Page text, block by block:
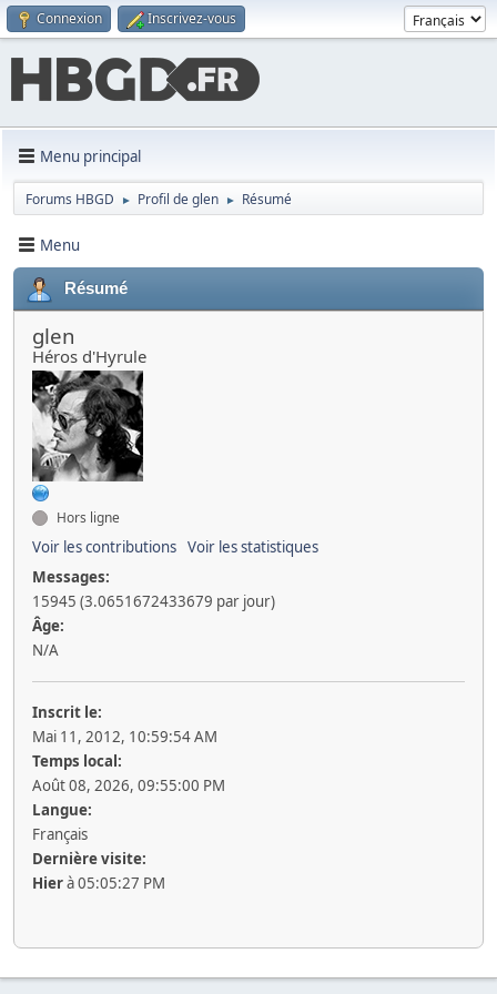
Connexion Inscrivez-vous
Menu principal
Forums HBGD ► Profil de glen ► Résumé
Menu
Résumé
glen
Héros d'Hyrule
Hors ligne
Voir les contributions Voir les statistiques
Messages:
15945 (3.0651672433679 par jour)
Âge:
N/A
Inscrit le:
Mai 11, 2012, 10:59:54 AM
Temps local:
Août 08, 2026, 09:55:00 PM
Langue:
Français
Dernière visite:
Hierà 05:05:27 PM